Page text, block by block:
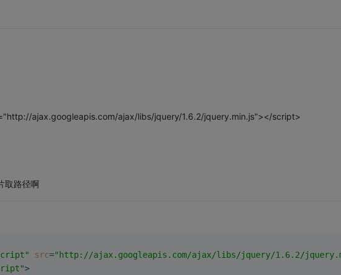
ajax.googleapis.com/ajax/libs/jquery/1.6.2/jquery.min.js"></script>
取路径啊
src="http://ajax.googleapis.com/ajax/libs/jquery/1.6.2/
>